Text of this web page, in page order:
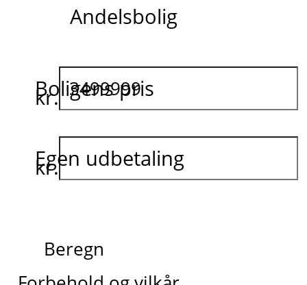
Andelsbolig
Boligens pris
kr.
Egen udbetaling
kr.
Beregn